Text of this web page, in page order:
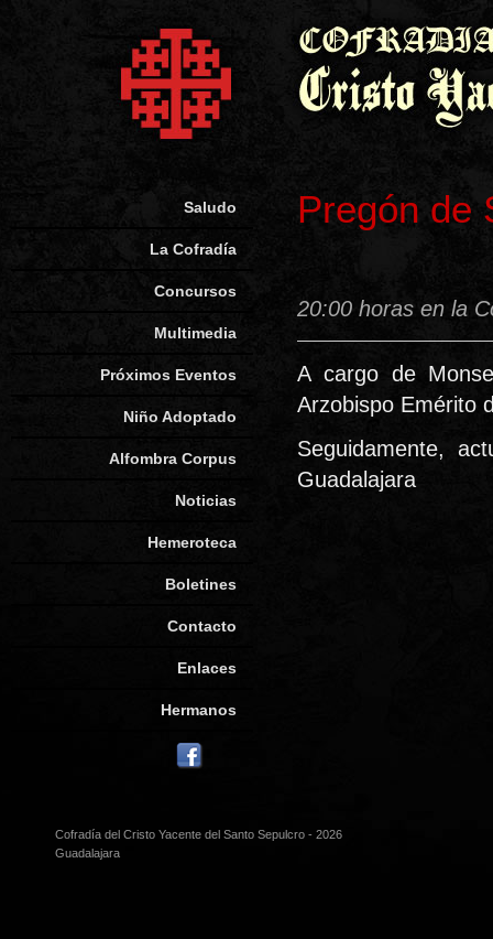
Pregón de
20:00 horas en la
A cargo de
Arzobispo Emérito
Seguidamente,
Guadalajara
Saludo
La Cofradía
Concursos
Multimedia
Próximos Eventos
Niño Adoptado
Alfombra Corpus
Noticias
Hemeroteca
Boletines
Contacto
Enlaces
Hermanos
Cofradía del Cristo Yacente del Santo Sepulcro - 2026
Guadalajara